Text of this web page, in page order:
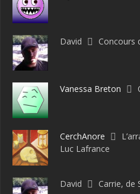
David Concours
Vanessa Breton
CerchAnore
Luc Lafrance
David Carrie, de